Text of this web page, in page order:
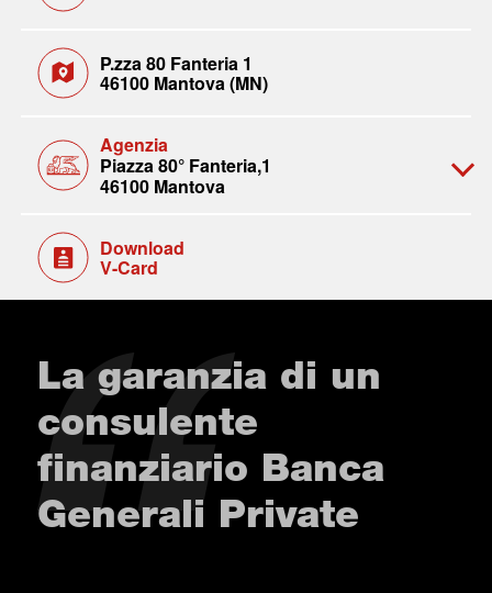
P.zza 80 Fanteria 1
46100 Mantova (MN)
Agenzia
Piazza 80° Fanteria,1
46100 Mantova
Download
V-Card
La garanzia di un
consulente
finanziario Banca
Generali Private